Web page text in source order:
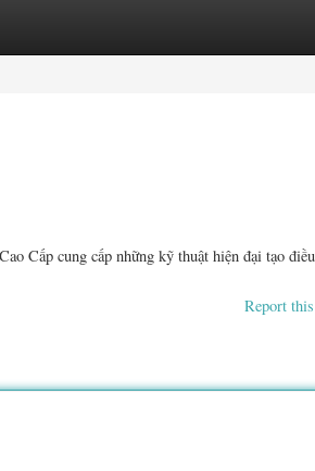
Cấp cung cấp những kỹ thuật hiện đại tạo
Report